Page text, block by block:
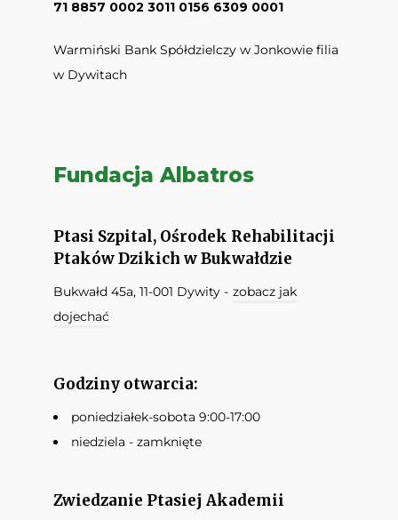
71 8857 0002 3011 0156 6309 0001
Warmiński Bank Spółdzielczy w Jonkowie filia
w Dywitach
Fundacja Albatros
Ptasi Szpital, Ośrodek Rehabilitacji
Ptaków Dzikich w Bukwałdzie
Bukwałd 45a, 11-001 Dywity - zobacz jak
dojechać
Godziny otwarcia:
poniedziałek-sobota 9:00-17:00
niedziela - zamknięte
Zwiedzanie Ptasiej Akademii